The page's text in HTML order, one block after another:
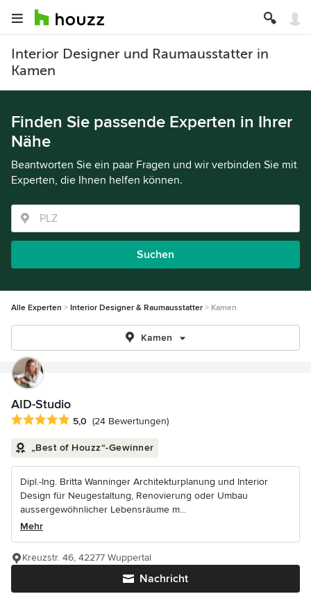
Interior Designer und Raumausstatter in
Kamen
Finden Sie passende Experten in Ihrer
Nähe
Beantworten Sie ein paar Fragen und wir verbinden Sie mit
Experten, die Ihnen helfen können.
Suchen
Alle Experten Interior Designer & Raumausstatter Kamen
Kamen
AID-Studio
Durchschnittliche Bewertung: 5 von 5 Sternen
5,0 (24 Bewertungen)
„Best of Houzz“-Gewinner
Dipl.-Ing. Britta Wanninger Architekturplanung und Interior
Design für Neugestaltung, Renovierung oder Umbau
aussergewöhnlicher Lebensräume m...
Mehr
Nachricht
Kreuzstr. 46, 42277 Wuppertal